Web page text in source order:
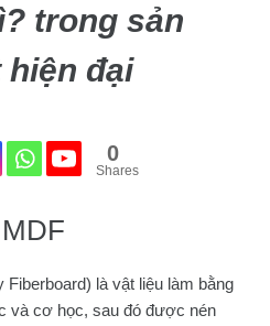
trong sản
đại
0
Shares
là vật liệu làm bằng
và cơ học, sau đó được nén